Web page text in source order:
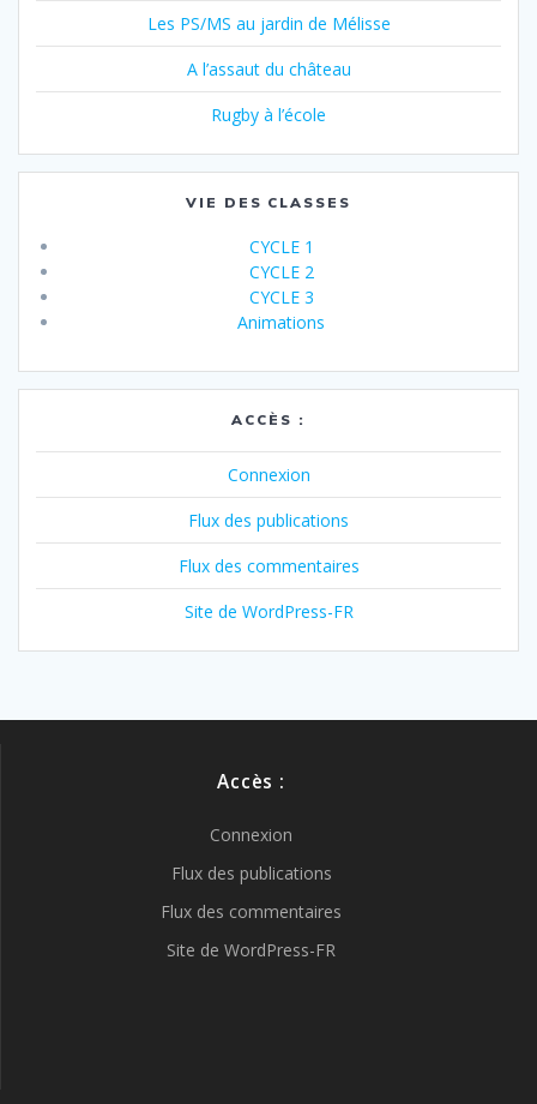
Les PS/MS au jardin de Mélisse
A l’assaut du château
Rugby à l’école
VIE DES CLASSES
CYCLE 1
CYCLE 2
CYCLE 3
Animations
ACCÈS :
Connexion
Flux des publications
Flux des commentaires
Site de WordPress-FR
Accès :
Connexion
Flux des publications
Flux des commentaires
Site de WordPress-FR